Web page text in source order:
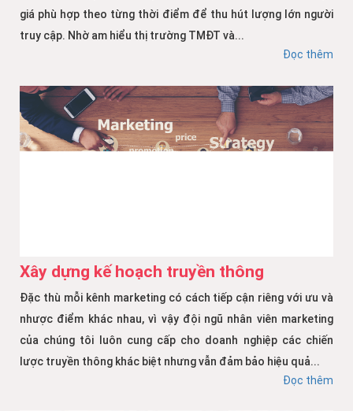
giá phù hợp theo từng thời điểm để thu hút lượng lớn người
truy cập. Nhờ am hiểu thị trường TMĐT và...
Đọc thêm
Xây dựng kế hoạch truyền thông
Đặc thù mỗi kênh marketing có cách tiếp cận riêng với ưu và
nhược điểm khác nhau, vì vậy đội ngũ nhân viên marketing
của chúng tôi luôn cung cấp cho doanh nghiệp các chiến
lược truyền thông khác biệt nhưng vẫn đảm bảo hiệu quả...
Đọc thêm